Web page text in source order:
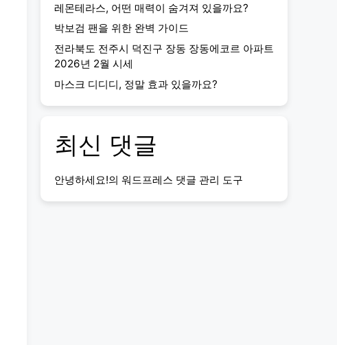
레몬테라스, 어떤 매력이 숨겨져 있을까요?
박보검 팬을 위한 완벽 가이드
전라북도 전주시 덕진구 장동 장동에코르 아파트
2026년 2월 시세
마스크 디디디, 정말 효과 있을까요?
최신 댓글
안녕하세요!의 워드프레스 댓글 관리 도구